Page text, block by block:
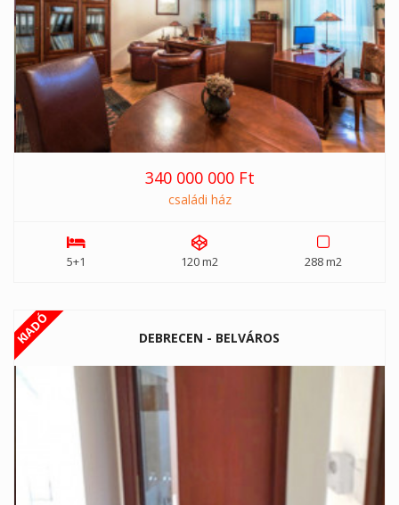
340 000 000 Ft
családi ház
5+1 120 m2 288 m2
KIADÓ DEBRECEN - BELVÁROS